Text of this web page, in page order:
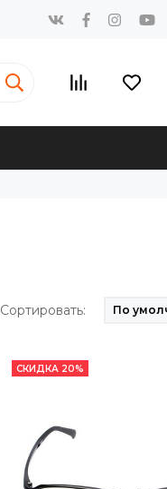
Сортировать:
СКИДКА 20%